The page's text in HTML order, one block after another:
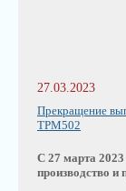
27.03.2023
Прекращение
ТРМ502
С 27 марта
производство